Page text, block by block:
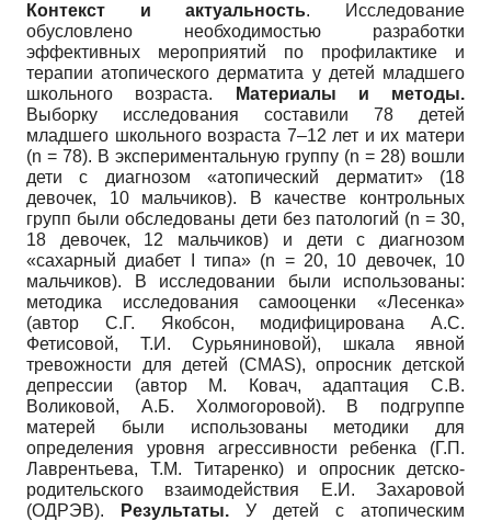
Контекст и актуальность. Исследование
обусловлено необходимостью разработки
эффективных мероприятий по профилактике и
терапии атопического дерматита у детей младшего
школьного возраста.
Материалы и методы.
Выборку исследования составили 78 детей
младшего школьного возраста 7–12 лет и их матери
(n = 78). В экспериментальную группу (n = 28) вошли
дети с диагнозом «атопический дерматит» (18
девочек, 10 мальчиков). В качестве контрольных
групп были обследованы дети без патологий (n = 30,
18 девочек, 12 мальчиков) и дети с диагнозом
«сахарный диабет I типа» (n = 20, 10 девочек, 10
мальчиков). В исследовании были использованы:
методика исследования самооценки «Лесенка»
(автор С.Г. Якобсон, модифицирована А.С.
Фетисовой, Т.И. Сурьяниновой), шкала явной
тревожности для детей (CMAS), опросник детской
депрессии (автор М. Ковач, адаптация С.В.
Воликовой, А.Б. Холмогоровой). В подгруппе
матерей были использованы методики для
определения уровня агрессивности ребенка (Г.П.
Лаврентьева, Т.М. Титаренко) и опросник детско-
родительского взаимодействия Е.И. Захаровой
(ОДРЭВ).
Результаты. У детей с атопическим